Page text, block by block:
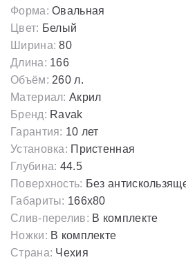
Форма: Овальная
Цвет: Белый
Ширина: 80
Длина: 166
Объём: 260 л.
Материал: Акрил
Бренд: Ravak
Гарантия: 10 лет
Установка: Пристенная
Глубина: 44.5
Поверхность: Без
Габариты: 166х80
Слив-перелив: В комплекте
Ножки: В комплекте
Страна: Чехия